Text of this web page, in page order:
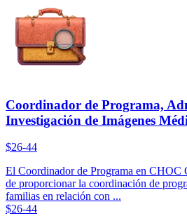
Coordinador de Programa,
Investigación de Imágenes
$26-44
El Coordinador de Programa en CHOC
de proporcionar la coordinación de
familias en relación con ...
$26-44